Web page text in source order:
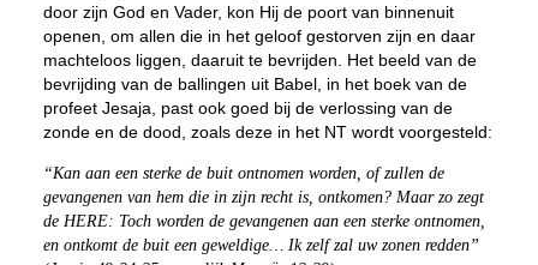
door zijn God en Vader, kon Hij de poort van binnenuit
openen, om allen die in het geloof gestorven zijn en daar
machteloos liggen, daaruit te bevrijden. Het beeld van de
bevrijding van de ballingen uit Babel, in het boek van de
profeet Jesaja, past ook goed bij de verlossing van de
zonde en de dood, zoals deze in het NT wordt voorgesteld:
“Kan aan een sterke de buit ontnomen worden, of zullen de
gevangenen van hem die in zijn recht is, ontkomen? Maar zo zegt
de HERE: Toch worden de gevangenen aan een sterke ontnomen,
en ontkomt de buit een geweldige… Ik zelf zal uw zonen redden”